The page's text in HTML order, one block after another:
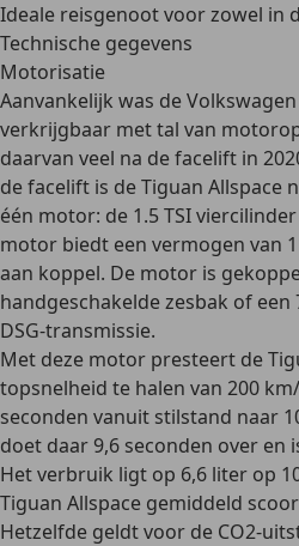
Ideale reisgenoot voor zowel in
Technische gegevens
Motorisatie
Aanvankelijk was de
verkrijgbaar met tal van
daarvan veel na de facelift in
de facelift is de Tiguan Allspace
één motor: de 1.5 TSI
motor biedt een vermogen van
aan koppel. De motor is
handgeschakelde zesbak of
DSG-transmissie.
Met deze motor presteert de
topsnelheid te halen van 200
seconden vanuit stilstand naar
doet daar 9,6 seconden over en
Het verbruik ligt op 6,6 liter op
Tiguan Allspace gemiddeld
Hetzelfde geldt voor de CO2-